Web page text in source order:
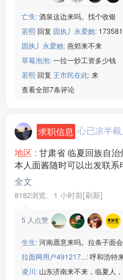
亡失:酒泉这边来吗。找个收银
若熙 回复 固执丿永爱她:
固执丿永爱她:燕郊来不来
草莓泡泡:一拉一炒工资多少钱
若熙 回复 王市民在此:来
查看全部7条评论
求职信息 心已凉半
地区 : 甘肃省 临夏回族自治
本人面酱随时可以出发联系
全文
8182浏览、 1 小时前[刷新]
5 人点赞
生生:河南愿意来吗。拉条子面
拉面网用户491217...:呼和浩特
凌川: 山东济南来不来，临夏人